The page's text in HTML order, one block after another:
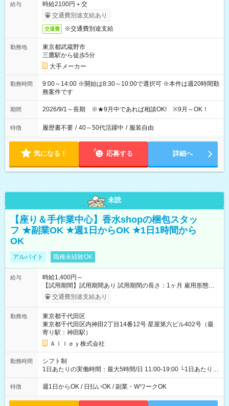
給与
時給2100円＋交
交通費別途支給あり
交通費 ※交通費別途支給
勤務地
東京都武蔵野市
三鷹駅から徒歩5分
大手メーカー
勤務時間
9:00～14:00 ※開始は8:30～10:00で選択可 ※本件は週20時間勤
務案件です
期間 2026/9/1～長期 ※★9月中であれば相談OK! ※9月～OK！
特徴 履歴書不要 / 40～50代活躍中 / 服装自由
気になる！ 応募する 詳細へ
未読
【座り＆手作業中心】香水shopの梱包スタッ
フ ★副業OK ★週1日からOK ★1日1時間から
OK
アルバイト 職種未経験OK
給与
時給1,400円～
【試用期間】試用期間あり 試用期間の長さ：1ヶ月 雇用形態、
給与は本採用時と同じです。
交通費別途支給あり
勤務地
東京都千代田区
東京都千代田区内神田2丁目14番12号 星屋第六ビル402号（最
寄り駅：神田駅）
Ａｌｌｅｙ株式会社
勤務時間
シフト制
1日あたりの実働時間：最大5時間/日 11:00-19:00 └1日あたりの
実働時間：1-5時間 └上記の時間帯内であれば、いつでも勤務可
能！ └平日・土曜日の中で、お好きな曜日でご勤務いただけま
18:00 などのように、自由な働き方が可能なお仕事です！
特徴 週1日からOK / 日払いOK / 副業・WワークOK